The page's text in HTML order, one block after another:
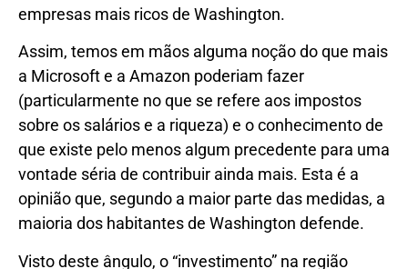
empresas mais ricos de Washington.
Assim, temos em mãos alguma noção do que mais
a Microsoft e a Amazon poderiam fazer
(particularmente no que se refere aos impostos
sobre os salários e a riqueza) e o conhecimento de
que existe pelo menos algum precedente para uma
vontade séria de contribuir ainda mais. Esta é a
opinião que, segundo a maior parte das medidas, a
maioria dos habitantes de Washington defende.
Visto deste ângulo, o “investimento” na região